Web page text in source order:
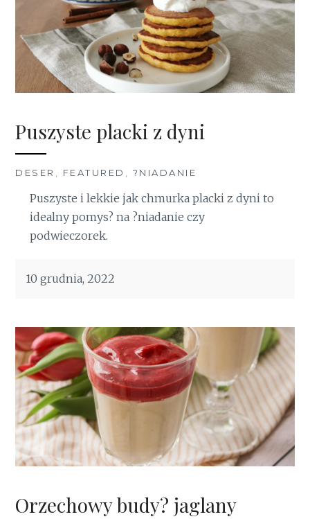
Puszyste placki z dyni
DESER , FEATURED , ?NIADANIE
Puszyste i lekkie jak chmurka placki z dyni to
idealny pomys? na ?niadanie czy
podwieczorek.
10 grudnia, 2022
Orzechowy budy? jaglany